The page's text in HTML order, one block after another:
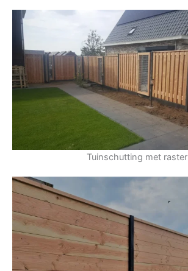
Tuinschutting met raster